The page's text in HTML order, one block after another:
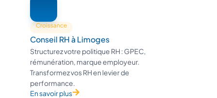
Croissance
Conseil RH à Limoges
Structurez votre politique RH : GPEC,
rémunération, marque employeur.
Transformez vos RH en levier de
performance.
En savoir plus